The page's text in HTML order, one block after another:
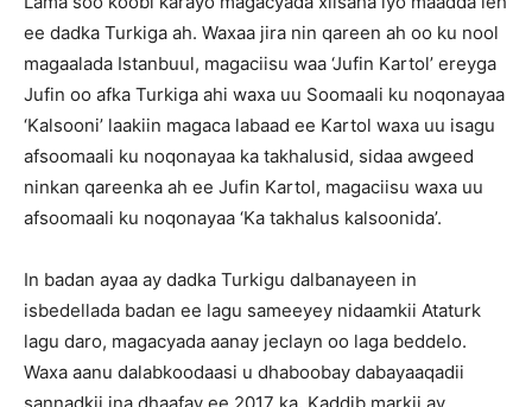
ee dadka Turkiga ah. Waxaa jira nin qareen ah oo ku nool
magaalada Istanbuul, magaciisu waa ‘Jufin Kartol’ ereyga
Jufin oo afka Turkiga ahi waxa uu Soomaali ku noqonayaa
‘Kalsooni’ laakiin magaca labaad ee Kartol waxa uu isagu
afsoomaali ku noqonayaa ka takhalusid, sidaa awgeed
ninkan qareenka ah ee Jufin Kartol, magaciisu waxa uu
afsoomaali ku noqonayaa ‘Ka takhalus kalsoonida’.
In badan ayaa ay dadka Turkigu dalbanayeen in
isbedellada badan ee lagu sameeyey nidaamkii Ataturk
lagu daro, magacyada aanay jeclayn oo laga beddelo.
Waxa aanu dalabkoodaasi u dhaboobay dabayaaqadii